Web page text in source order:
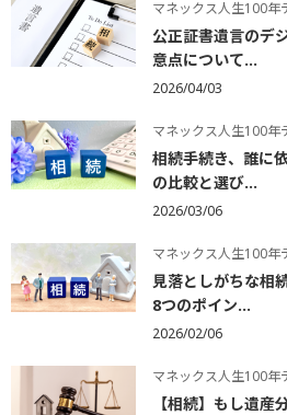
マネックス人生100年
公正証書遺言のデ
意点について...
2026/04/03
マネックス人生100年
相続手続き、誰に
の比較と選び...
2026/03/06
マネックス人生100年
見落としがちな相
8つのポイン...
2026/02/06
マネックス人生100年
【相続】もし遺産